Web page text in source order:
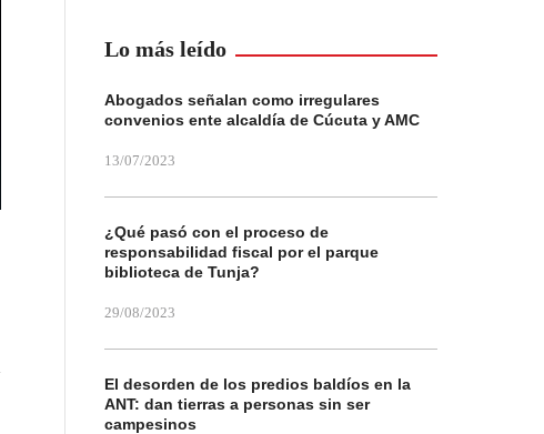
Lo más leído
Abogados señalan como irregulares
convenios ente alcaldía de Cúcuta y AMC
13/07/2023
¿Qué pasó con el proceso de
responsabilidad fiscal por el parque
biblioteca de Tunja?
29/08/2023
El desorden de los predios baldíos en la
ANT: dan tierras a personas sin ser
campesinos